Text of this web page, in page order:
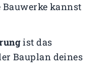
Bauwerke kannst
ist das
Bauplan deines